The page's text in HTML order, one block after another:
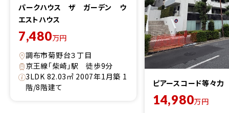
パークハウス ザ ガーデン ウ
エストハウス
7,480万円
調布市菊野台３丁目
京王線「柴崎」駅 徒歩9分
3LDK 82.03㎡ 2007年1月築 1
階/8階建て
ピアースコード等々力
14,980万円